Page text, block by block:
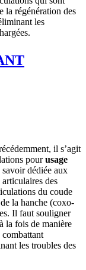
la régénération des
les
il s’agit
pourusage
dédiée aux
des
du coude
la hanche (coxo-
Il faut souligner
la fois de manière
les troubles des